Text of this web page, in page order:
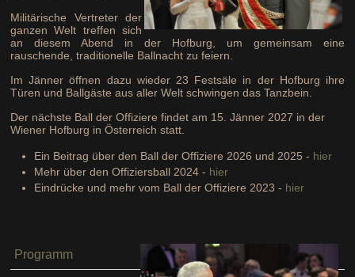
Militärische Vertreter der
ganzen Welt treffen sich
an diesem Abend in der Hofburg, um gemeinsam eine
rauschende, traditionelle Ballnacht zu feiern.
Im Jänner öffnen dazu wieder 23 Festsäle in der Hofburg ihre
Türen und Ballgäste aus aller Welt schwingen das Tanzbein.
Der nächste Ball der Offiziere findet am 15. Jänner 2027 in der
Wiener Hofburg in Österreich statt.
Ein Beitrag über den Ball der Offiziere 2026 und 2025 - hier
Mehr über den Offiziersball 2024 - hier
Eindrücke und mehr vom Ball der Offiziere 2023 - hier
Programm